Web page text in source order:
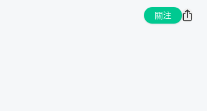
關注